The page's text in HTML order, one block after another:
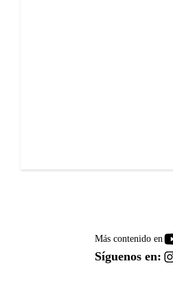
Más contenido en
Síguenos en: